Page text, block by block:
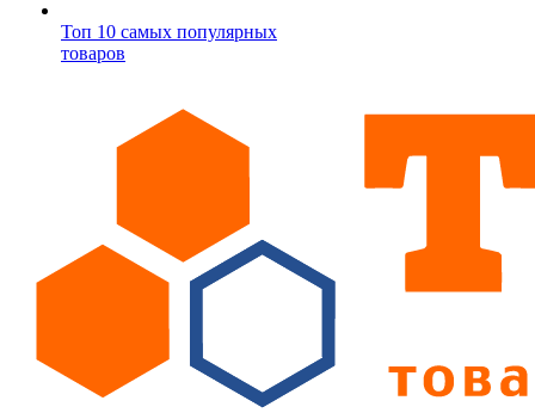
Топ 10 самых популярных
товаров